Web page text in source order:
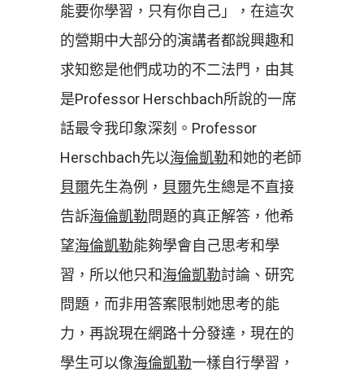
能要你學習，只有你自己」，在這次
的營期中大部分的演講者都說興趣和
求知慾是他們成功的不二法門，由其
是Professor Herschbach所說的一席
話最令我印象深刻。Professor
Herschbach先以海倫凱勒和她的老師
貝爾先生為例， 貝爾先生總是不直接
告訴海倫凱勒問題的真正解答，他希
望海倫凱勒能夠學會自己思考和學
習，所以他只和海倫凱勒討論、研究
問題，而非用答案限制她思考的能
力，再說現在網路十分發達，現在的
學生可以像海倫凱勒一樣自行學習，